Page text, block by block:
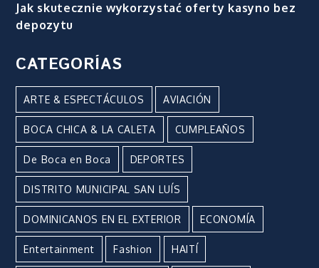
Jak skutecznie wykorzystać oferty kasyno bez
depozytu
CATEGORÍAS
ARTE & ESPECTÁCULOS AVIACIÓN
BOCA CHICA & LA CALETA CUMPLEAÑOS
De Boca en Boca DEPORTES
DISTRITO MUNICIPAL SAN LUÍS
DOMINICANOS EN EL EXTERIOR ECONOMÍA
Entertainment Fashion HAITÍ